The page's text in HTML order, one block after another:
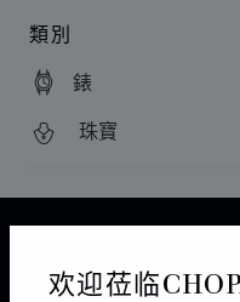
欢迎莅临
類別
錶
珠寶
LUGANO JUWELIER